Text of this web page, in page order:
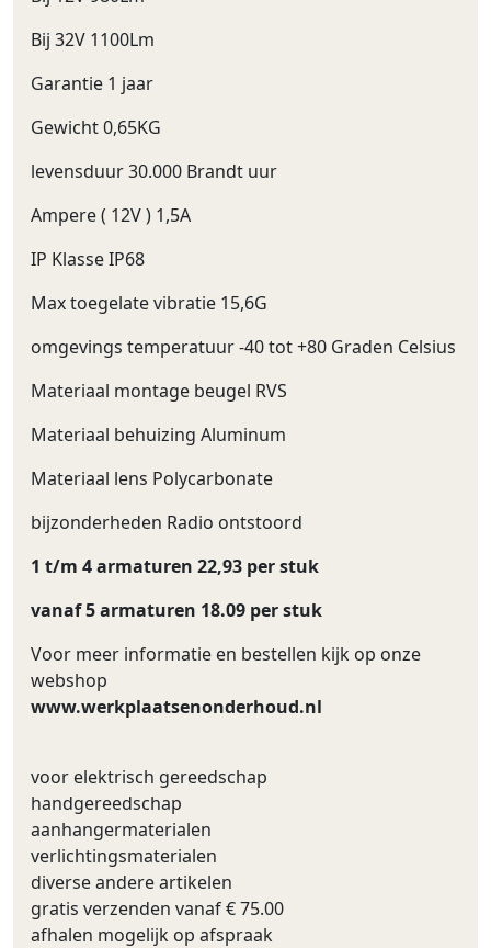
Bij 32V 1100Lm
Garantie 1 jaar
Gewicht 0,65KG
levensduur 30.000 Brandt uur
Ampere ( 12V ) 1,5A
IP Klasse IP68
Max toegelate vibratie 15,6G
omgevings temperatuur -40 tot +80 Graden Celsius
Materiaal montage beugel RVS
Materiaal behuizing Aluminum
Materiaal lens Polycarbonate
bijzonderheden Radio ontstoord
1 t/m 4 armaturen 22,93 per stuk
vanaf 5 armaturen 18.09 per stuk
Voor meer informatie en bestellen kijk op onze
webshop
www.werkplaatsenonderhoud.nl
voor elektrisch gereedschap
handgereedschap
aanhangermaterialen
verlichtingsmaterialen
diverse andere artikelen
gratis verzenden vanaf € 75.00
afhalen mogelijk op afspraak